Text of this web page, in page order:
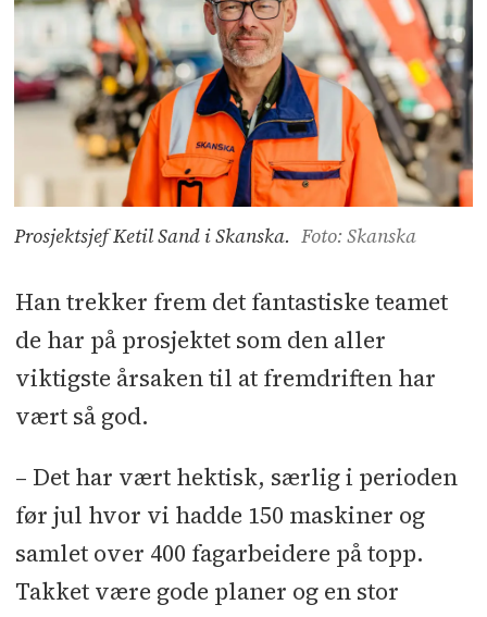
Prosjektsjef Ketil Sand i Skanska. Foto: Skanska
Han trekker frem det fantastiske teamet
de har på prosjektet som den aller
viktigste årsaken til at fremdriften har
vært så god.
– Det har vært hektisk, særlig i perioden
før jul hvor vi hadde 150 maskiner og
samlet over 400 fagarbeidere på topp.
Takket være gode planer og en stor